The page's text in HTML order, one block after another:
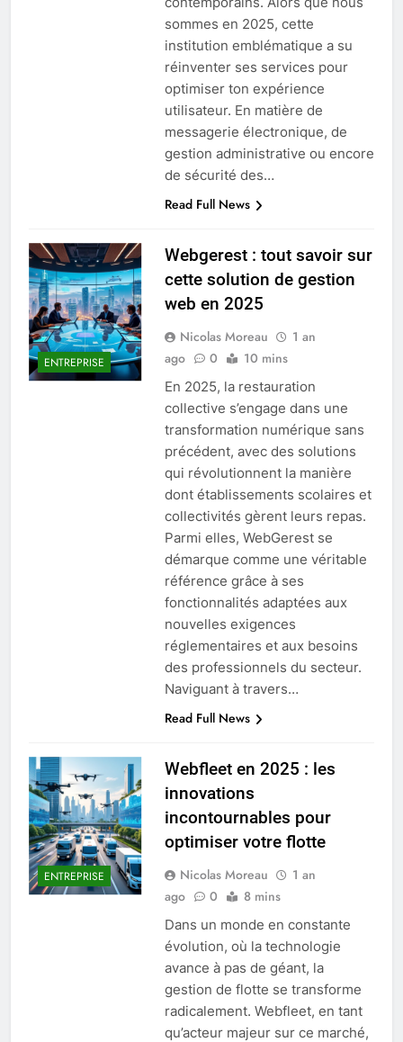
sommes en 2025, cette
institution emblématique a su
réinventer ses services pour
optimiser ton expérience
utilisateur. En matière de
messagerie électronique, de
gestion administrative ou encore
de sécurité des…
Read Full News
ENTREPRISE
Webgerest : tout savoir sur
cette solution de gestion
web en 2025
Nicolas Moreau
1 an
ago
0 10 mins
En 2025, la restauration
collective s’engage dans une
transformation numérique sans
précédent, avec des solutions
qui révolutionnent la manière
dont établissements scolaires et
collectivités gèrent leurs repas.
Parmi elles, WebGerest se
démarque comme une véritable
référence grâce à ses
fonctionnalités adaptées aux
nouvelles exigences
réglementaires et aux besoins
des professionnels du secteur.
Naviguant à travers…
Read Full News
ENTREPRISE
Webfleet en 2025 : les
innovations
incontournables pour
optimiser votre flotte
Nicolas Moreau
1 an
ago
0 8 mins
Dans un monde en constante
évolution, où la technologie
avance à pas de géant, la
gestion de flotte se transforme
radicalement. Webfleet, en tant
qu’acteur majeur sur ce marché,